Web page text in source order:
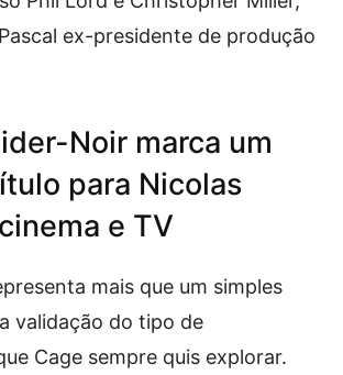
ex-presidente de produção
Noir marca um
para Nicolas
e TV
mais que um simples
validação do tipo de
Cage sempre quis explorar.